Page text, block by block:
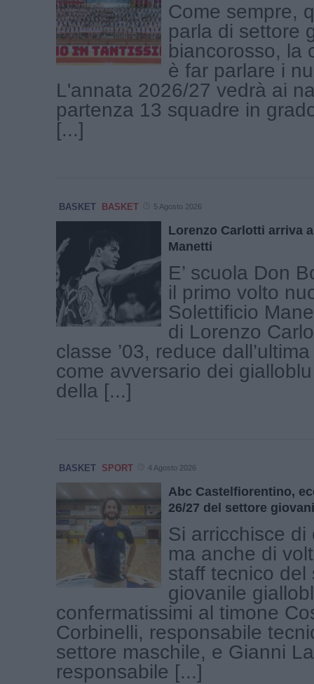
Come sempre,
parla di settore
biancorosso, la
è far parlare i
L'annata 2026/27 vedrà ai
partenza 13 squadre in
[...]
BASKET BASKET 5 Agosto 2026
Lorenzo Carlotti arriva
Manetti
E’ scuola Don
il primo volto
Solettificio
di Lorenzo
classe ’03, reduce
come avversario dei
della [...]
BASKET SPORT 4 Agosto 2026
Abc Castelfiorentino,
26/27 del settore
Si arricchisce di
ma anche di
staff tecnico del
giovanile
confermatissimi al timone
Corbinelli, responsabile
settore maschile, e Gianni
responsabile [...]